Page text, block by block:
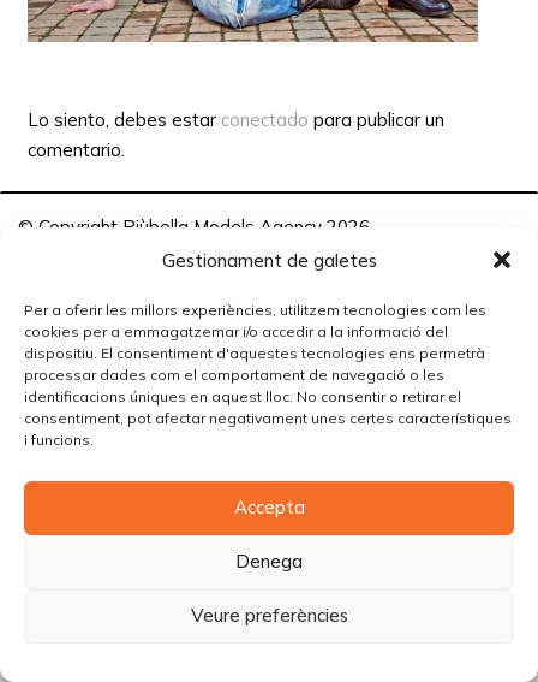
Gestionament de galetes
Per a oferir les millors experiències, utilitzem tecnologies com les
cookies per a emmagatzemar i/o accedir a la informació del
dispositiu. El consentiment d'aquestes tecnologies ens permetrà
processar dades com el comportament de navegació o les
identificacions úniques en aquest lloc. No consentir o retirar el
consentiment, pot afectar negativament unes certes característiques
i funcions.
Accepta
Denega
Veure preferències
Lo siento, debes estar conectado para publicar un
comentario.
© Copyright Piùbella Models Agency 2026
Creative Corner Agency
Carrer Tomàs Carreras Artau, nº 9 baixos, 17003, Girona